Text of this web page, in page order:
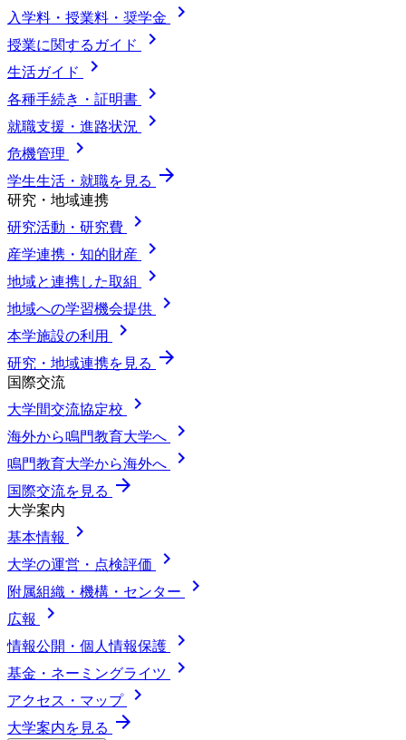
入学料・授業料・奨学金
chevron_right
授業に関するガイド chevron_right
生活ガイド chevron_right
各種手続き・証明書 chevron_right
就職支援・進路状況 chevron_right
危機管理 chevron_right
学生生活・就職を見る arrow_forward
研究・地域連携
研究活動・研究費
chevron_right
産学連携・知的財産 chevron_right
地域と連携した取組 chevron_right
地域への学習機会提供 chevron_right
本学施設の利用 chevron_right
研究・地域連携を見る arrow_forward
国際交流
大学間交流協定校
chevron_right
海外から鳴門教育大学へ chevron_right
鳴門教育大学から海外へ chevron_right
国際交流を見る arrow_forward
大学案内
基本情報
chevron_right
大学の運営・点検評価 chevron_right
附属組織・機構・センター chevron_right
広報 chevron_right
情報公開・個人情報保護 chevron_right
基金・ネーミングライツ chevron_right
アクセス・マップ chevron_right
大学案内を見る arrow_forward